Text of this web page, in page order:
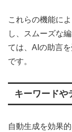
これらの機能に
し、スムーズな
ては、AIの助言
です。
キーワードや
自動生成を効果